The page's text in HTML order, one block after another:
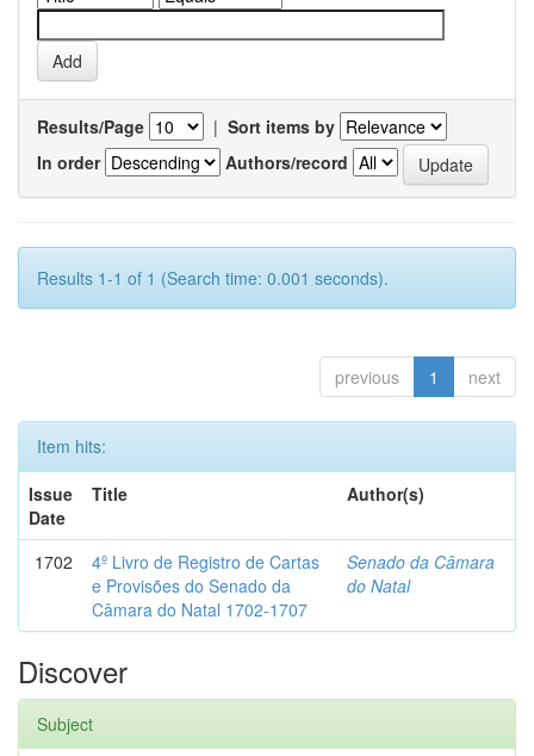
Results/Page | Sort items by
In order
Authors/record
Results 1-1 of 1 (Search time: 0.001 seconds).
previous 1 next
Item hits:
Issue
Date
Title Author(s)
1702
4º Livro de Registro de Cartas
e Provisões do Senado da
Câmara do Natal 1702-1707
Senado da Câmara
do Natal
Discover
Subject